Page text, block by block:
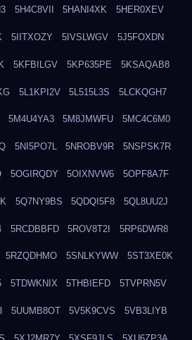
5H4C8VII 5HANI4XK 5HER0XEV
5IITXOZY 5IVSLWGV 5J5FOXDN
5KFBILGV 5KP635PE 5KSAQAB8
5L1KPI2V 5L515L3S 5LCKQGH7
5M4U4YA3 5M8JMWFU 5MC4C6M0
5NI5PO7L 5NROBV9R 5NSPSK7R
5OGIRQDY 5OIXNVW6 5OPF8A7F
5Q7NY9BS 5QDQI5F8 5QL8UU2J
5RCDBBFD 5ROV8T2I 5RP6DWR8
5RZQDHMO 5SNLKYWW 5ST3XE0K
5TDWKNIX 5THBIEFD 5TVPRN5V
5UUMB8OT 5V5K9CVS 5VB3LIYB